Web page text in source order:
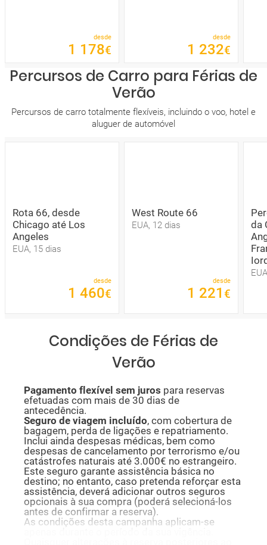
desde
1 178€
desde
1 232€
Percursos de Carro para Férias de
Verão
Percursos de carro totalmente flexíveis, incluindo o voo, hotel e
aluguer de automóvel
Rota 66, desde
Chicago até Los
Angeles
EUA, 15 dias
desde
1 460€
West Route 66
EUA, 12 dias
desde
1 221 €
da
Condições de Férias de
Verão
Pagamento flexível sem juros para reservas
efetuadas com mais de 30 dias de
antecedência.
Seguro de viagem incluído, com cobertura de
bagagem, perda de ligações e repatriamento.
Inclui ainda despesas médicas, bem como
despesas de cancelamento por terrorismo e/ou
catástrofes naturais até 3.000€ no estrangeiro.
Este seguro garante assistência básica no
destino; no entanto, caso pretenda reforçar esta
assistência, deverá adicionar outros seguros
opcionais à sua compra (poderá selecioná-los
antes de confirmar a reserva).
As condições desta campanha aplicam-se